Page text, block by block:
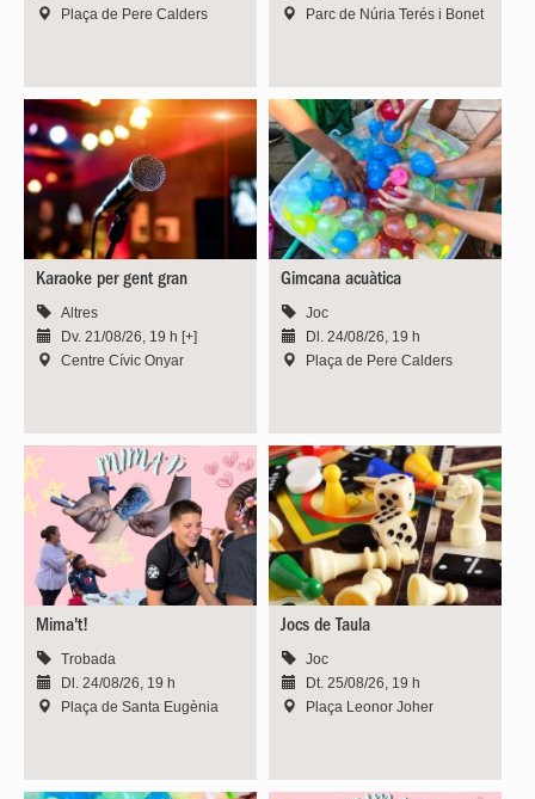
Plaça de Pere Calders
Parc de Núria Terés i Bonet
Karaoke per gent gran
Altres
Dv. 21/08/26, 19 h [+]
Centre Cívic Onyar
Gimcana acuàtica
Joc
Dl. 24/08/26, 19 h
Plaça de Pere Calders
Mima't!
Trobada
Dl. 24/08/26, 19 h
Plaça de Santa Eugènia
Jocs de Taula
Joc
Dt. 25/08/26, 19 h
Plaça Leonor Joher